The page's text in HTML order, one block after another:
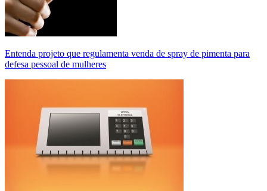
Entenda projeto que regulamenta venda de spray de pimenta para
defesa pessoal de mulheres